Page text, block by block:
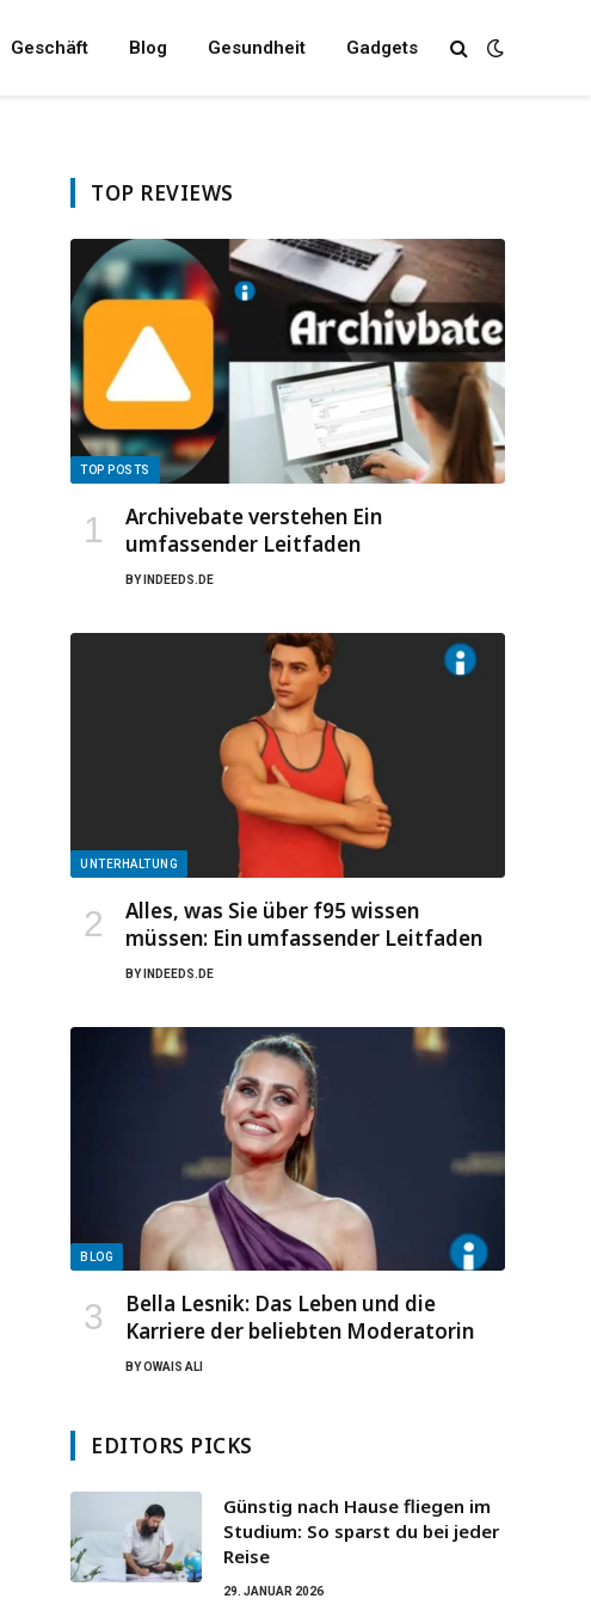
Geschäft Blog Gesundheit Gadgets
TOP REVIEWS
TOP POSTS
Archivebate verstehen Ein
umfassender Leitfaden
BY INDEEDS.DE
UNTERHALTUNG
Alles, was Sie über f95 wissen
müssen: Ein umfassender Leitfaden
BY INDEEDS.DE
BLOG
Bella Lesnik: Das Leben und die
Karriere der beliebten Moderatorin
BYOWAIS ALI
EDITORS PICKS
Günstig nach Hause fliegen im
Studium: So sparst du bei jeder
Reise
29. JANUAR 2026